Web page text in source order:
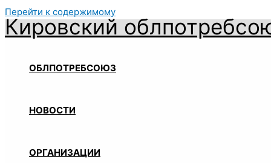
Перейти к содержимому
Кировский
ОБЛПОТРЕБСОЮЗ
НОВОСТИ
ОРГАНИЗАЦИИ